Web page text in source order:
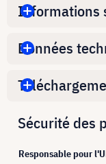
Informations
Données
Sécurité des
Responsable pour